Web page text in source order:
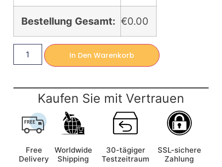
Bestellung Gesamt: €0.00
In Den Warenkorb
Kaufen Sie mit Vertrauen
Free
Delivery
Worldwide
Shipping
30-tägiger
Testzeitraum
SSL-sichere
Zahlung